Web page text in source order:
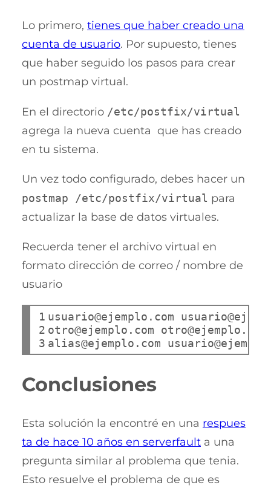
Lo primero, tienes que haber creado una
cuenta de usuario. Por supuesto, tienes
que haber seguido los pasos para crear
un postmap virtual.
En el directorio /etc/postfix/virtual
agrega la nueva cuenta que has creado
en tu sistema.
Un vez todo configurado, debes hacer un
postmap /etc/postfix/virtual para
actualizar la base de datos virtuales.
Recuerda tener el archivo virtual en
formato dirección de correo / nombre de
usuario
1
2
3
usuario@ejemplo.com
otro@ejemplo.com otro@ejemplo.com
Conclusiones
Esta solución la encontré en una respues
ta de hace 10 años en serverfault a una
pregunta similar al problema que tenia.
Esto resuelve el problema de que es